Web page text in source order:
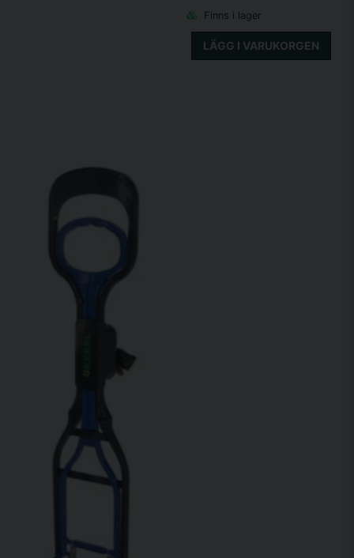
Finns i lager
LÄGG I VARUKORGEN